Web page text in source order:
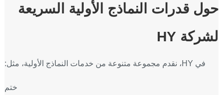
حول قدرات النماذج الأولية السريعة
لشركة HY
في HY، نقدم مجموعة متنوعة من خدمات النماذج الأولية، مثل:
ختم